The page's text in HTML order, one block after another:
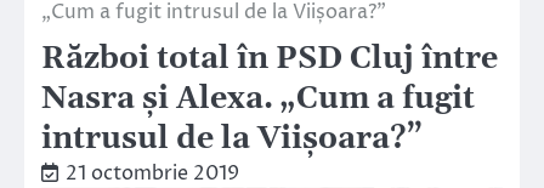
„Cum a fugit intrusul de la Viișoara?”
Război total în PSD Cluj între
Nasra și Alexa. „Cum a fugit
intrusul de la Viișoara?”
21 octombrie 2019